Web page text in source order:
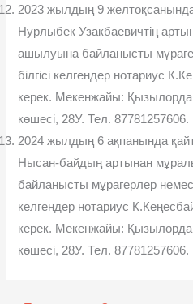
2023 жылдың 9
Нурлыбек Узакбаевичтің
ашылуына байланысты
білгісі келгендер нотариус
керек. Мекенжайы:
көшесі, 28У. Тел. 87781257606.
2024 жылдың 6 ақпанында
Нысан-байдың артынан
байланысты мұрагерлер
келгендер нотариус
керек. Мекенжайы:
көшесі, 28У. Тел. 87781257606.